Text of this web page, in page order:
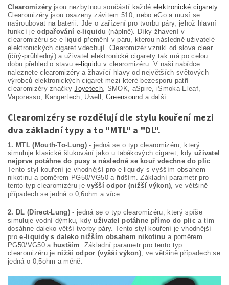
Clearomizéryjsou nezbytnou součástí každé elektronické cigarety.
Clearomizéry jsou osazeny závitem 510, nebo eGo a musí se
našroubovat na baterii. Jde o zařízení pro tvorbu páry, jehož hlavní
funkcí jeodpařování e-liquidu (náplně). Díky žhavení v
clearomizéru se e-liquid přemění v páru, kterou následně uživatelé
elektronických cigaret vdechují. Clearomizér vznikl od slova clear
(čírý-průhledný) a uživatel elektronické cigarety tak má po celou
dobu přehled o stavu e-liquidu v clearomizéru. V naši nabídce
naleznete clearomizéry a žhavící hlavy od největších světových
výrobců elektronických cigaret mezi které bezesporu patří
clearomizéry značkyJoyetech, SMOK, aSpire, iSmoka-Eleaf,
Vaporesso, Kangertech, Uwell, Greensound a další.
Clearomizéry se rozdělují dle stylu kouření mezi
dva základní typy a to "MTL" a "DL".
1. MTL (Mouth-To-Lung) - jedná se o typ clearomizéru, který
simuluje klasické šlukování jako u tabákových cigaret, kdy uživatel
nejprve potáhne do pusy a následně se kouř vdechne do plic.
Tento styl kouření je vhodnější pro e-liquidy s vyšším obsahem
nikotinu a poměrem PG50/VG50 a řidším. Základní parametr pro
tento typ clearomizéru jevyšší odpor (nižší výkon), ve většině
případech se jedná o 0,6ohm a více.
2. DL (Direct-Lung) - jedná se o typ clearomizéru, který spíše
simuluje vodní dýmku, kdyuživatel potáhne přímo do plica tím
dosáhne daleko větší tvorby páry. Tento styl kouření je vhodnější
proe-liquidy s daleko nižším obsahem nikotinu a poměrem
PG50/VG50 a hustším. Základní parametr pro tento typ
clearomizéru je nižší odpor (vyšší výkon), ve většině případech se
jedná o 0,5ohm a méně.